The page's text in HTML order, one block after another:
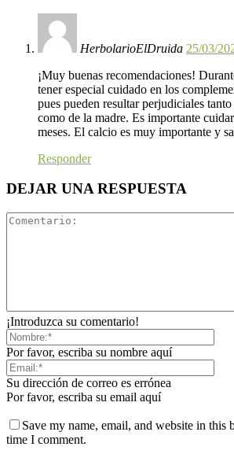
HerbolarioElDruida 25/03/
¡Muy buenas recomendaciones!
tener especial cuidado en los
pues pueden resultar perjudiciales
como de la madre. Es importante
meses. El calcio es muy importante y
Responder
DEJAR UNA RESPUESTA
¡Introduzca su comentario!
Por favor, escriba su nombre aquí
Su dirección de correo es errónea
Por favor, escriba su email aquí
Save my name, email, and website in this
time I comment.